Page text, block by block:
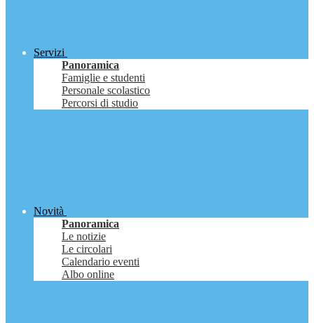
Servizi
Panoramica
Famiglie e studenti
Personale scolastico
Percorsi di studio
Novità
Panoramica
Le notizie
Le circolari
Calendario eventi
Albo online